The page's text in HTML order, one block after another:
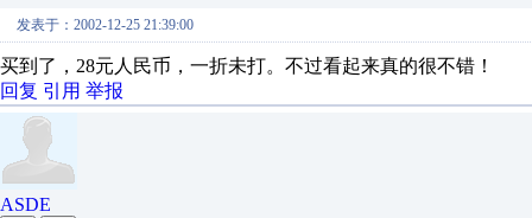
发表于：2002-12-25 21:39:00
买到了，28元人民币，一折未打。不过看起来真的很不错！
回复 引用 举报
ASDE